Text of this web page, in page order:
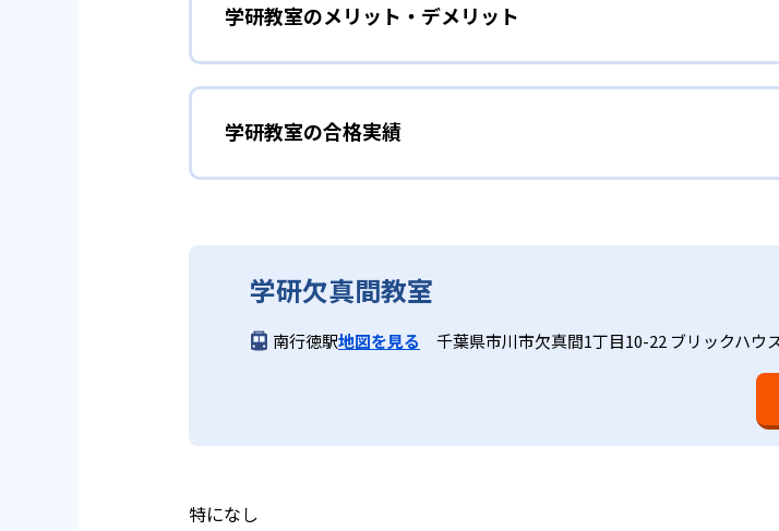
02 生徒それぞれに最適化された学習計画を
学研教室の個別指導では、生徒一人ひとりの学力／適性をしっかり
画を設計する。また、生徒それぞれに最適な教材を提供すると共に
ルステップの教材となっているので、つまずくことなく、無理なく
03 週2回の教室学習と毎日の家庭学習
学研教室では、週2回の教室学習と毎日の家庭学習（宿題学習）の相
供し、学習の習慣化と学力の定着を図っている。進度が早い子供は先
学研教室は、生徒の「わかった！」を重視する形で個別指導を行って
しており、わからない問題がある場合は立ち止まってじっくりと学
「見える力」だけでなく、学習に取り組む根気や意欲など「見えな
を向上させたい人に向いている。
てて考える力の育成を、国語では全ての学力の土台となる「読む力
り離さず、くり返し学習と毎日の家庭学習で学習させている。その
る。
長時間の勉強が苦手な人向け
学研教室では、小学生については、1回の学習時間を30～50分程度と
る時間が通常「学年×10分±10分」と考えられていることに由来する
学研教室のメリット・デメリット
どんなメリットがある？
学研教室が持つ最大のメリットは、学研の教材開発ノウハウを結集し
教材を使用している点だ。この教材は、学習指導要領の内容を全て
ら応用まで、少しずつステップアップしながら身につけることがで
ている。
学研教室の先生は、研修会や勉強会で日々指導スキルを研鑽してい
いう理念のもとで生徒一人ひとりに向き合っており、生徒それぞれ
ら学習をスタートする。この指導により生徒の「やる気」を引き出
は、最新の教育情報にも精通しており、学習相談や教育相談、保護
学研教室では、楽しく生き生きと学ぶことも重視している。人と人
学研教室の合格実績
学研教室の合格実績は、公式サイトでは公開されていない。
学研欠真間教室
南行徳駅地図を見る 千葉県市川市欠真間1丁目10-22 ブリックハウ
特になし